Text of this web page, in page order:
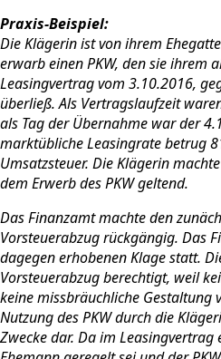
Praxis-Beispiel:
Die Klägerin ist von ihrem
erwarb einen PKW, den sie ihrem
Leasingvertrag vom 3.10.2016,
überließ. Als Vertragslaufzeit
als Tag der Übernahme war der
marktübliche Leasingrate betrug
Umsatzsteuer. Die Klägerin
dem Erwerb des PKW geltend.
Das Finanzamt machte den
Vorsteuerabzug rückgängig. Das
dagegen erhobenen Klage statt.
Vorsteuerabzug berechtigt, weil
keine missbräuchliche Gestaltung
Nutzung des PKW durch die
Zwecke dar. Da im